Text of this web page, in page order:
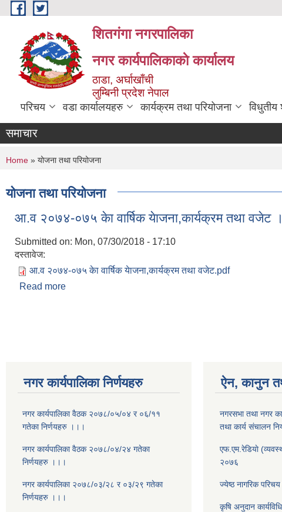
Skip to main content
शितगंगा नगरपालिका
नगर कार्यपालिकाकाे कार्यालय
ठाडा, अर्घाखाँची
लुम्बिनी प्रदेश नेपाल
परिचय वडा कार्यालयहरु कार्यक्रम तथा परियोजना
समाचार
You are here
Home » योजना तथा परियोजना
योजना तथा परियोजना
आ‍.व २०७४-०७५ केा वार्षिक येाजना,कार्यक्रम तथा वजेट ।
Submitted on: Mon, 07/30/2018 - 17:10
दस्तावेज:
आ‍.व २०७४-०७५ केा वार्षिक येाजना,कार्यक्रम तथा वजेट.pdf
Read more
नगर कार्यपालिका निर्णयहरु
नगर कार्यपालिका वैठक २०७८/०५/०४ र ०६/११
गतेका निर्णयहरु ।।।
नगर कार्यपालिका वैठक २०७८/०४/२४ गतेका
निर्णयहरु ।।।
नगर कार्यपालिका २०७८/०३/२८ र ०३/२९ गतेका
निर्णयहरु ।।।
ऐन, कानुन
नगरसभा तथा नगर
तथा कार्य संचालन
एफ.एम.रेडियाे
२०७६
ज्येष्ठ नागरिक
कृषि अनुदान